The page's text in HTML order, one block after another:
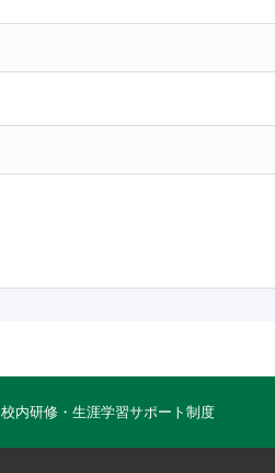
校内研修・生涯学習サポート制度